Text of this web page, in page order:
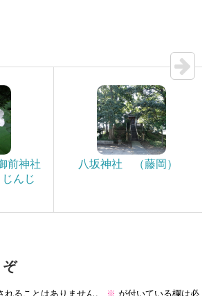
前神社
じんじ
八坂神社 （藤岡）
ぞ
ることはありません。 ※ が付いている欄は必